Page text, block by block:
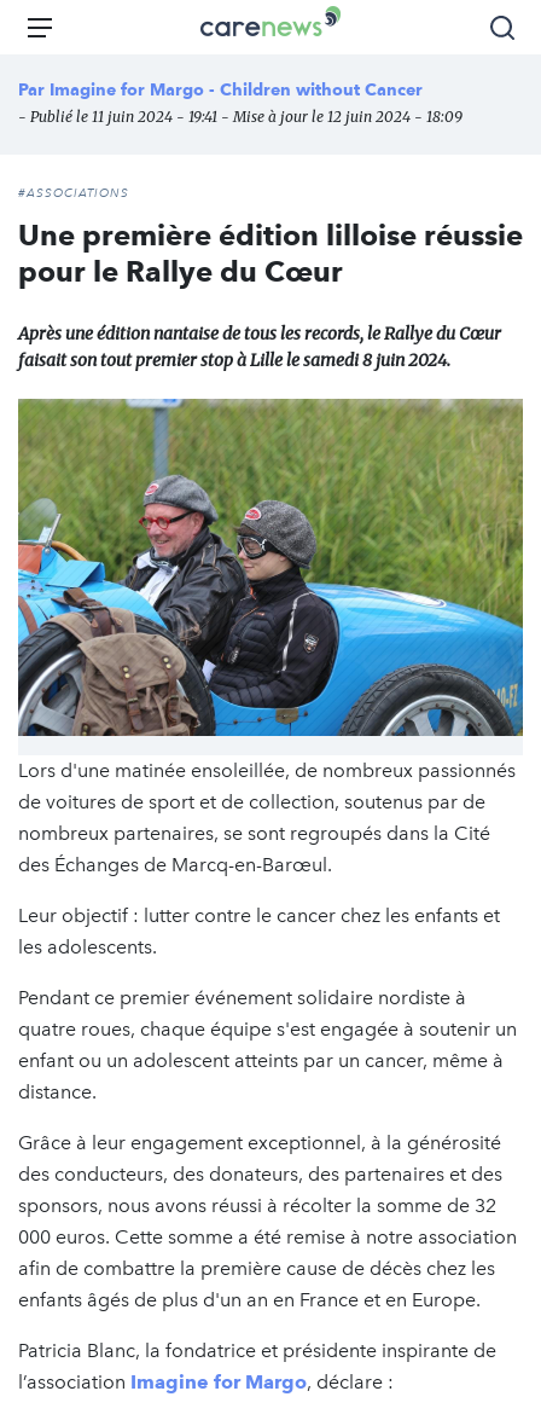
Aller
principal
Carenews,
média
des
Menu
Par Imagine for Margo - Children without Cancer
- Publié le 11 juin 2024 - 19:41 - Mise à jour le 12 juin 2024 - 18:09
#ASSOCIATIONS
Une première édition lilloise réussie
pour le Rallye du Cœur
Après une édition nantaise de tous les records, le Rallye du Cœur
faisait son tout premier stop à Lille le samedi 8 juin 2024.
Lors d'une matinée ensoleillée, de nombreux passionnés
de voitures de sport et de collection, soutenus par de
nombreux partenaires, se sont regroupés dans la Cité
des Échanges de Marcq-en-Barœul.
Leur objectif : lutter contre le cancer chez les enfants et
les adolescents.
Pendant ce premier événement solidaire nordiste à
quatre roues, chaque équipe s'est engagée à soutenir un
enfant ou un adolescent atteints par un cancer, même à
distance.
Grâce à leur engagement exceptionnel, à la générosité
des conducteurs, des donateurs, des partenaires et des
sponsors, nous avons réussi à récolter la somme de 32
000 euros. Cette somme a été remise à notre association
afin de combattre la première cause de décès chez les
enfants âgés de plus d'un an en France et en Europe.
Patricia Blanc, la fondatrice et présidente inspirante de
l’association Imagine for Margo, déclare :